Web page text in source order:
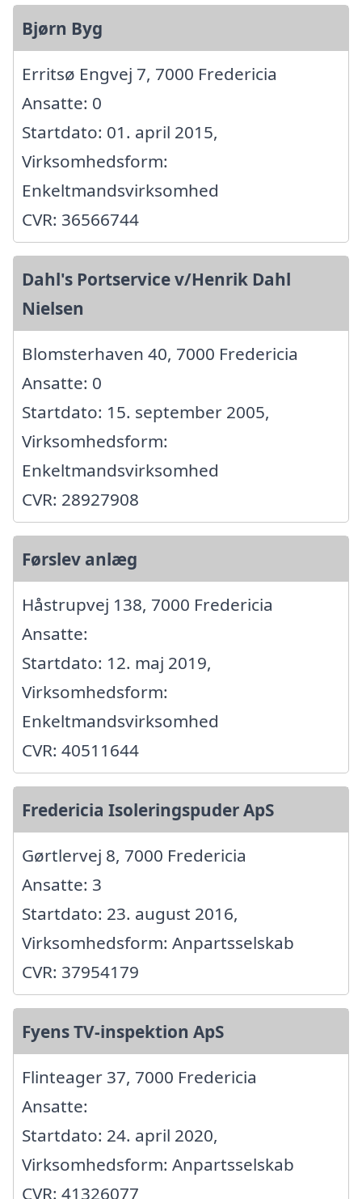
Bjørn Byg
Erritsø Engvej 7, 7000 Fredericia
Ansatte: 0
Startdato: 01. april 2015,
Virksomhedsform:
Enkeltmandsvirksomhed
CVR: 36566744
Dahl's Portservice v/Henrik Dahl
Nielsen
Blomsterhaven 40, 7000 Fredericia
Ansatte: 0
Startdato: 15. september 2005,
Virksomhedsform:
Enkeltmandsvirksomhed
CVR: 28927908
Førslev anlæg
Håstrupvej 138, 7000 Fredericia
Ansatte:
Startdato: 12. maj 2019,
Virksomhedsform:
Enkeltmandsvirksomhed
CVR: 40511644
Fredericia Isoleringspuder ApS
Gørtlervej 8, 7000 Fredericia
Ansatte: 3
Startdato: 23. august 2016,
Virksomhedsform: Anpartsselskab
CVR: 37954179
Fyens TV-inspektion ApS
Flinteager 37, 7000 Fredericia
Ansatte:
Startdato: 24. april 2020,
Virksomhedsform: Anpartsselskab
CVR: 41326077